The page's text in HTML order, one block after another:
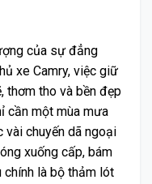
của sự đẳng
xe Camry, việc giữ
thơm tho và bền đẹp
cần một mùa mưa
vài chuyến dã ngoại
xuống cấp, bám
chính là bộ thảm lót